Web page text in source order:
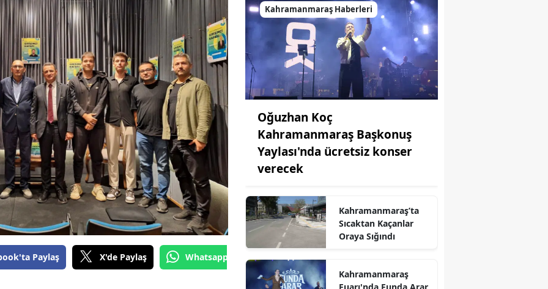
Paylaş X'de Paylaş Whatsapp'tan Gönder
Kahramanmaraş Haberleri
Oğuzhan Koç
Kahramanmaraş Başkonuş
Yaylası'nda ücretsiz konser
verecek
Kahramanmaraş’ta
Sıcaktan Kaçanlar
Oraya Sığındı
Kahramanmaraş